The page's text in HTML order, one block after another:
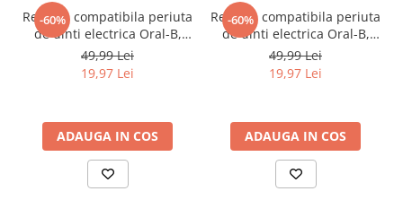
3 MODURI DE PERIAJ PENTRU O
CURATARE 100% EFICIENTA
-60%
Rezerva compatibila periuta
de dinti electrica Oral-B,
Dentos Sensitive Clean, 4
bucati, Alb
49,99 Lei
19,97 Lei
ADAUGA IN COS
-60%
Rezerva compatibila periuta
de dinti electrica Oral-B,
Dentos Pro Clean, 4 bucati,
Alb
49,99 Lei
19,97 Lei
ADAUGA IN COS